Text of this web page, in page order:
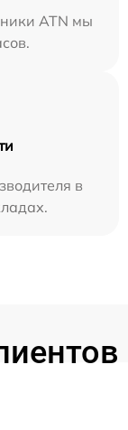
ATN мы
в